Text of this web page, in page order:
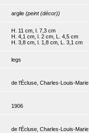
argile (peint (décor))
H. 11 cm, l. 7,3 cm
H. 4,1 cm, l. 2 cm, L. 4,5 cm
H. 3,8 cm, l. 1,8 cm, L. 3,1 cm
legs
de l'Écluse, Charles-Louis-Marie
1906
de l'Écluse, Charles-Louis-Marie